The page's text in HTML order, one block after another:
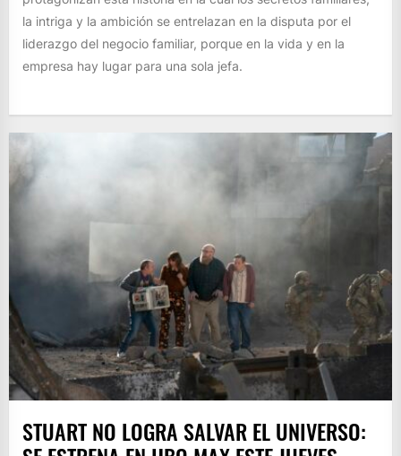
la intriga y la ambición se entrelazan en la disputa por el
liderazgo del negocio familiar, porque en la vida y en la
empresa hay lugar para una sola jefa.
STUART NO LOGRA SALVAR EL UNIVERSO: